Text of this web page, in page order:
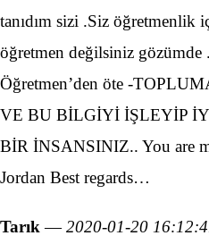
tanıdım sizi .Siz öğretmenlik
öğretmen değilsiniz gözümde
Öğretmen’den öte -
VE BU BİLGİYİ İŞLEYİP
BİR İNSANSINIZ.. You are
Jordan Best regards…
Tarık —2020-01-20